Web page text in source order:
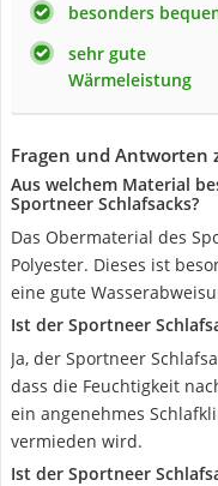
besonders
sehr gute
Wärmeleistung
Fragen und Antworten
Aus welchem Material
Sportneer Schlafsacks?
Das Obermaterial des
Polyester. Dieses ist
eine gute
Ist der Sportneer
Ja, der Sportneer
dass die Feuchtigkeit
ein angenehmes
vermieden wird.
Ist der Sportneer